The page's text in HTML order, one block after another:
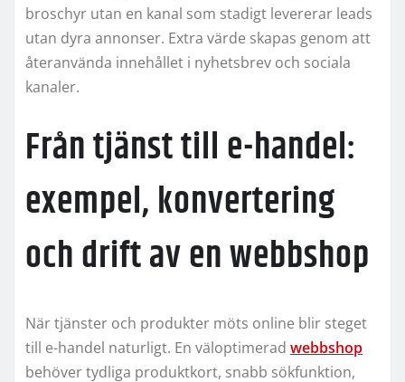
broschyr utan en kanal som stadigt levererar leads
utan dyra annonser. Extra värde skapas genom att
återanvända innehållet i nyhetsbrev och sociala
kanaler.
Från tjänst till e-handel:
exempel, konvertering
och drift av en webbshop
När tjänster och produkter möts online blir steget
till e-handel naturligt. En väloptimerad webbshop
behöver tydliga produktkort, snabb sökfunktion,